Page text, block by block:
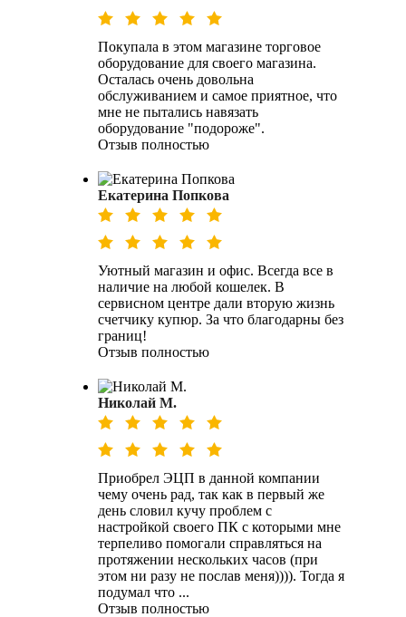
Покупала в этом магазине торговое
оборудование для своего магазина.
Осталась очень довольна
обслуживанием и самое приятное, что
мне не пытались навязать
оборудование "подороже".
Отзыв полностью
Екатерина Попкова
Уютный магазин и офис. Всегда все в
наличие на любой кошелек. В
сервисном центре дали вторую жизнь
счетчику купюр. За что благодарны без
границ!
Отзыв полностью
Николай М.
Приобрел ЭЦП в данной компании
чему очень рад, так как в первый же
день словил кучу проблем с
настройкой своего ПК с которыми мне
терпеливо помогали справляться на
протяжении нескольких часов (при
этом ни разу не послав меня)))). Тогда я
подумал что ...
Отзыв полностью